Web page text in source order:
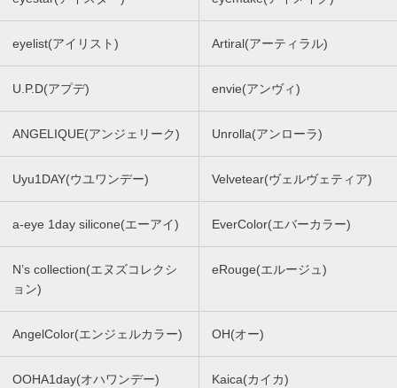
eyelist(アイリスト) Artiral(アーティラル)
U.P.D(アプデ) envie(アンヴィ)
ANGELIQUE(アンジェリーク) Unrolla(アンローラ)
Uyu1DAY(ウユワンデー) Velvetear(ヴェルヴェティア)
a-eye 1day silicone(エーアイ) EverColor(エバーカラー)
N’s collection(エヌズコレクシ
ョン)
eRouge(エルージュ)
AngelColor(エンジェルカラー) OH(オー)
OOHA1day(オハワンデー) Kaica(カイカ)